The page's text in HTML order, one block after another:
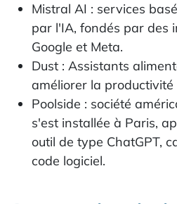
Mistral AI : services
par l'IA, fondés par des
Google et Meta.
Dust : Assistants
améliorer la productivité
Poolside : société
s'est installée à Paris,
outil de type ChatGPT,
code logiciel.